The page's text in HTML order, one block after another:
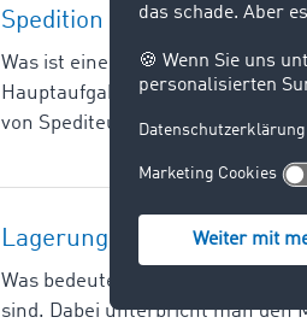
Spedition
Was ist eine Spedition? Eine
Hauptaufgabe, Gütertransporte
von Spediteuren geführt, die
Lagerung
Was bedeutet Lagerung? Lagern
sind. Dabei unterbricht man den